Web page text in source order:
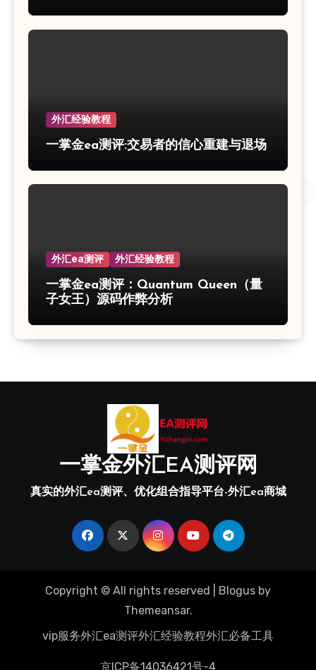
外汇经验教程
一掌金ea测评:交易者的信心重建与退场
外汇ea测评 外汇经验教程
一掌金ea测评：Quantum Queen（量
子女王）源码作弊分析
一掌金外汇EA测评网
真实的外汇ea测评、优化组合指导平台-外汇ea商城
Copyright © All rights reserved Blogus by
Themeansar.
vip服务外汇ea测评外汇经验教程外汇必备工具
京ICP备14036421号-4